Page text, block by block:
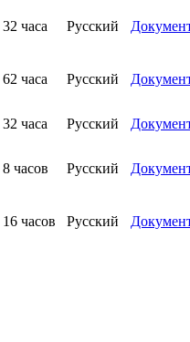
32 часа Русский
62 часа Русский
32 часа Русский
8 часов Русский
16 часов Русский